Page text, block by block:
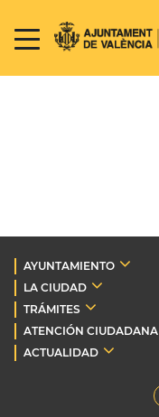
AYUNTAMIENTO
LA CIUDAD
TRÁMITES
ATENCIÓN CIUDADANA
ACTUALIDAD